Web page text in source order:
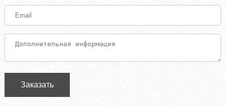
Заказать